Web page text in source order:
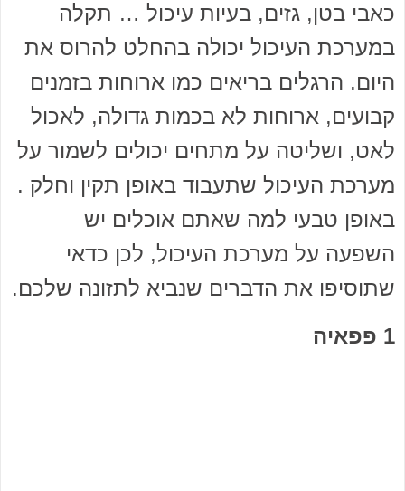
כאבי בטן, גזים, בעיות עיכול … תקלה
במערכת העיכול יכולה בהחלט להרוס את
היום. הרגלים בריאים כמו ארוחות בזמנים
קבועים, ארוחות לא בכמות גדולה, לאכול
לאט, ושליטה על מתחים יכולים לשמור על
מערכת העיכול שתעבוד באופן תקין וחלק .
באופן טבעי למה שאתם אוכלים יש
השפעה על מערכת העיכול, לכן כדאי
שתוסיפו את הדברים שנביא לתזונה שלכם.
1 פפאיה